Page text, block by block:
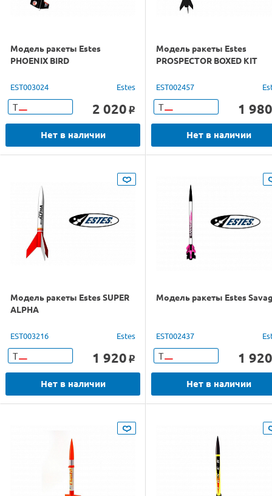
Модель ракеты Estes
PHOENIX BIRD
EST003024 Estes
Т 2 020 o
Нет в наличии
Модель ракеты Estes
PROSPECTOR BOXED KIT
EST002457
Т 1 980
Нет в наличии
Модель ракеты Estes SUPER
ALPHA
EST003216 Estes
Т 1 920 o
Нет в наличии
Модель ракеты Estes
EST002437
Т 1 920
Нет в наличии